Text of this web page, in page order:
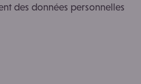
des données personnelles